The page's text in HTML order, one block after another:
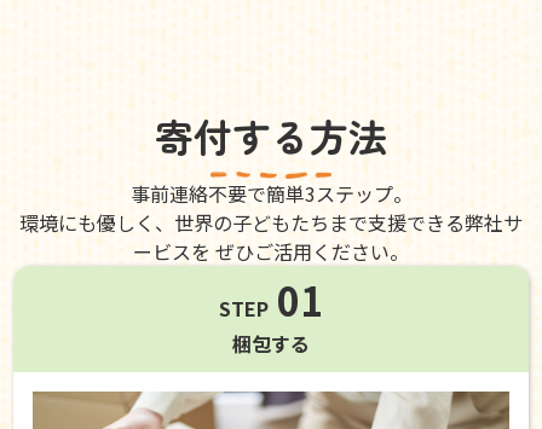
寄付する方法
事前連絡不要で簡単3ステップ。
環境にも優しく、世界の子どもたちまで支援できる弊社サ
ービスを ぜひご活用ください。
STEP 01
梱包する